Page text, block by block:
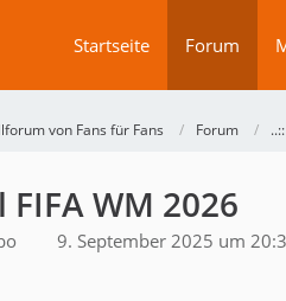
Startseite Forum
von Fans für Fans Forum
WM 2026
9. September 2025 um